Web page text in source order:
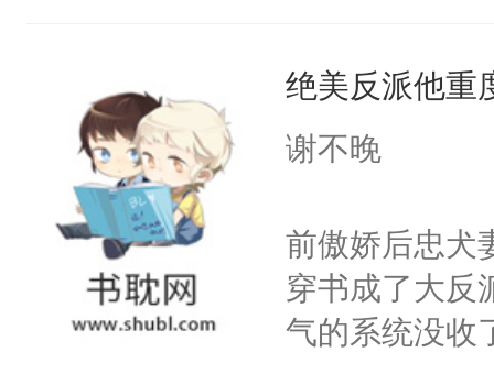
母的微笑：“
留看着面前
人，突然醒悟
卫天还没亮，
腰：“陛下，
不好了！”“那
惜被人暗害，
绝。主神知晓
朝，一个从未
为三种性别。
构与男子相同
了一颗红色
绝美反派他重
谢不晚
前傲娇后忠犬
穿书成了大反
气的系统没收